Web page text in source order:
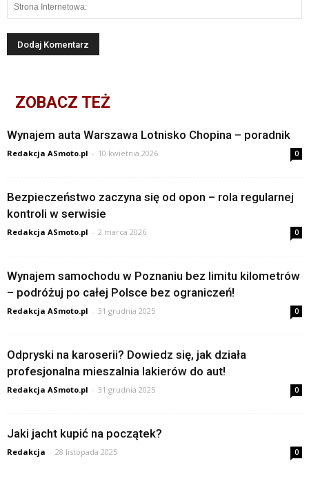
ZOBACZ TEŻ
Wynajem auta Warszawa Lotnisko Chopina – poradnik
Redakcja ASmoto.pl - 10 kwietnia 2026 0
Bezpieczeństwo zaczyna się od opon – rola regularnej
kontroli w serwisie
Redakcja ASmoto.pl - 2 marca 2026 0
Wynajem samochodu w Poznaniu bez limitu kilometrów
– podróżuj po całej Polsce bez ograniczeń!
Redakcja ASmoto.pl - 31 grudnia 2025 0
Odpryski na karoserii? Dowiedz się, jak działa
profesjonalna mieszalnia lakierów do aut!
Redakcja ASmoto.pl - 31 grudnia 2025 0
Jaki jacht kupić na początek?
Redakcja - 28 listopada 2025 0